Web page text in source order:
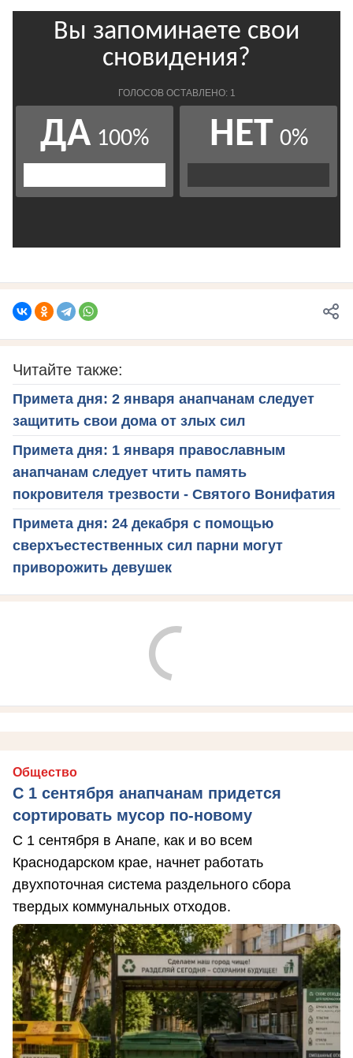
Читайте также:
Примета дня: 2 января анапчанам следует
защитить свои дома от злых сил
Примета дня: 1 января православным
анапчанам следует чтить память
покровителя трезвости - Святого Вонифатия
Примета дня: 24 декабря с помощью
сверхъестественных сил парни могут
приворожить девушек
Общество
С 1 сентября анапчанам придется
сортировать мусор по-новому
С 1 сентября в Анапе, как и во всем
Краснодарском крае, начнет работать
двухпоточная система раздельного сбора
твердых коммунальных отходов.